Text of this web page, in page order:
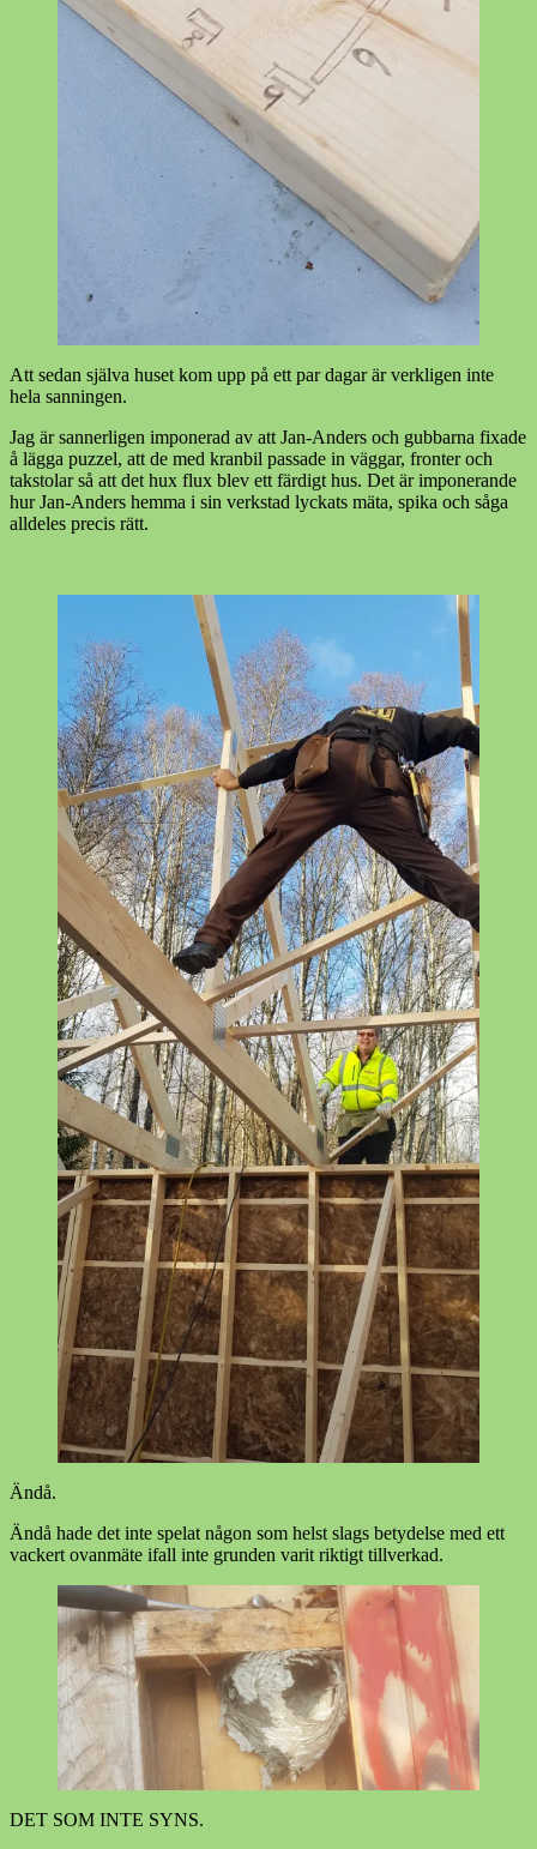
Att sedan själva huset kom upp på ett par dagar är verkligen inte
hela sanningen.
Jag är sannerligen imponerad av att Jan-Anders och gubbarna fixade
å lägga puzzel, att de med kranbil passade in väggar, fronter och
takstolar så att det hux flux blev ett färdigt hus. Det är imponerande
hur Jan-Anders hemma i sin verkstad lyckats mäta, spika och såga
alldeles precis rätt.
Ändå.
Ändå hade det inte spelat någon som helst slags betydelse med ett
vackert ovanmäte ifall inte grunden varit riktigt tillverkad.
DET SOM INTE SYNS.